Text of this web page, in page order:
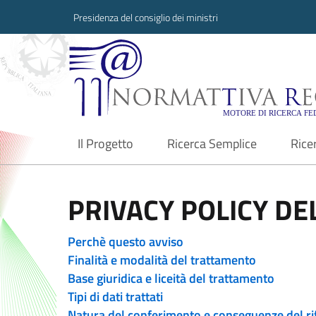
Presidenza del consiglio dei ministri
Normattiva
Il Progetto
current Ricerca Semplice
PRIVACY POLICY
Perchè questo avviso
Finalità e modalità del trattamento
Base giuridica e liceità del trattamento
Tipi di dati trattati